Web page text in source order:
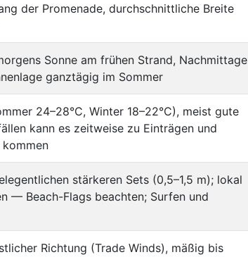
der Promenade, durchschnittliche Breite
Sonne am frühen Strand, Nachmittage
ganztägig im Sommer
24–28°C, Winter 18–22°C), meist gute
kann es zeitweise zu Einträgen und
stärkeren Sets (0,5–1,5 m); lokal
— Beach-Flags beachten; Surfen und
Richtung (Trade Winds), mäßig bis